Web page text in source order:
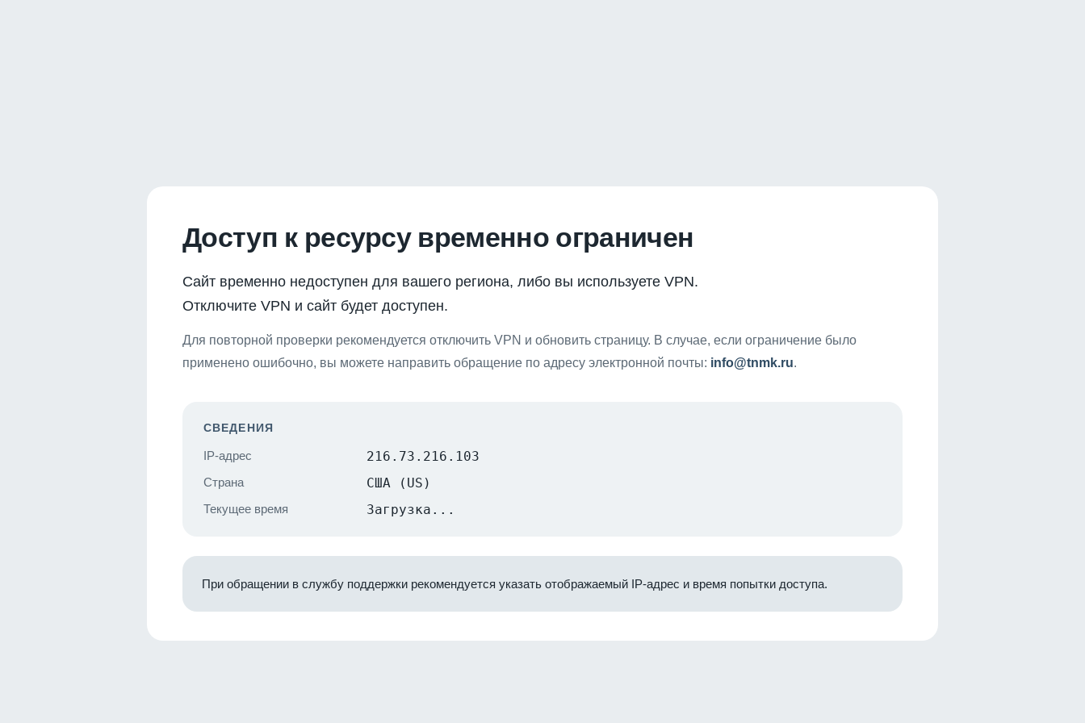
Доступ к ресурсу временно ограничен
Сайт временно недоступен для вашего региона, либо вы используете VPN.
Отключите VPN и сайт будет доступен.
Для повторной проверки рекомендуется отключить VPN и обновить страницу. В случае, если ограничение было
применено ошибочно, вы можете направить обращение по адресу электронной почты: info@tnmk.ru.
СВЕДЕНИЯ
IP-адрес 216.73.216.103
Страна США (US)
Текущее время Загрузка...
При обращении в службу поддержки рекомендуется указать отображаемый IP-адрес и время попытки доступа.